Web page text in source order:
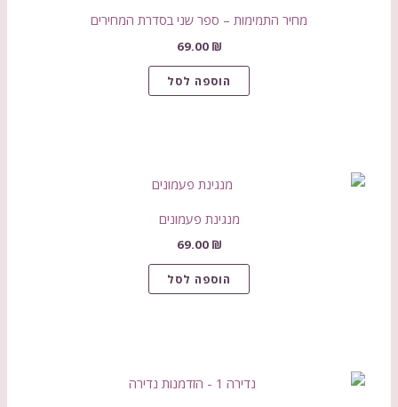
מחיר התמימות – ספר שני בסדרת המחירים
69.00 ₪
הוספה לסל
מנגינת פעמונים
69.00 ₪
הוספה לסל